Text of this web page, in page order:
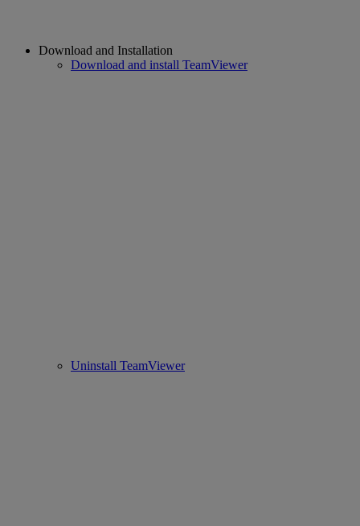
Download and Installation
Download and install TeamViewer
Uninstall TeamViewer